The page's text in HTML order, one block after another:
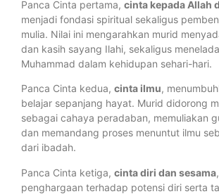
Panca Cinta pertama, cinta kepada Allah
menjadi fondasi spiritual sekaligus
mulia. Nilai ini mengarahkan murid
dan kasih sayang Ilahi, sekaligus
Muhammad dalam kehidupan sehari-hari.
Panca Cinta kedua, cinta ilmu,
belajar sepanjang hayat. Murid didorong
sebagai cahaya peradaban, memuliakan
dan memandang proses menuntut ilmu
dari ibadah.
Panca Cinta ketiga, cinta diri dan sesama
penghargaan terhadap potensi diri serta